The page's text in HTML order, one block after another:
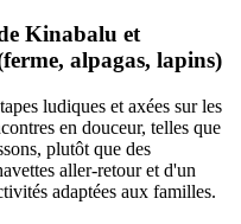
Kinabalu et
alpagas, lapins)
ludiques et axées sur les
en douceur, telles que
plutôt que des
aller-retour et d'un
adaptées aux familles.